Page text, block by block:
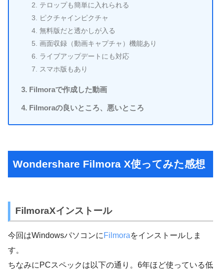
テロップも簡単に入れられる
ピクチャインピクチャ
無料版だと透かしが入る
画面収録（動画キャプチャ）機能あり
ライブアップデートにも対応
スマホ版もあり
Filmoraで作成した動画
Filmoraの良いところ、悪いところ
Wondershare Filmora X使ってみた感想
FilmoraXインストール
今回はWindowsパソコンにFilmoraをインストールしま
す。
ちなみにPCスペックは以下の通り。6年ほど使っている低